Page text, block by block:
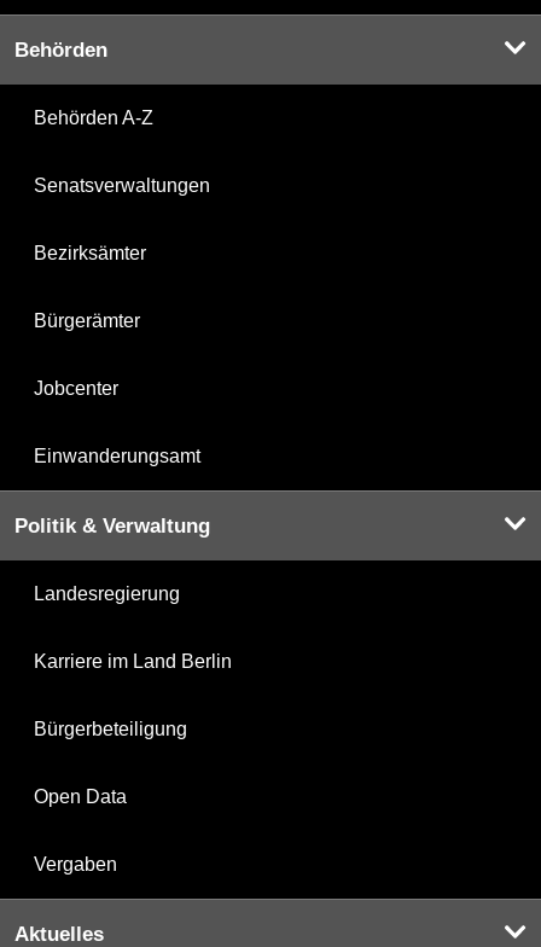
Behörden
Behörden A-Z
Senatsverwaltungen
Bezirksämter
Bürgerämter
Jobcenter
Einwanderungsamt
Politik & Verwaltung
Landesregierung
Karriere im Land Berlin
Bürgerbeteiligung
Open Data
Vergaben
Aktuelles